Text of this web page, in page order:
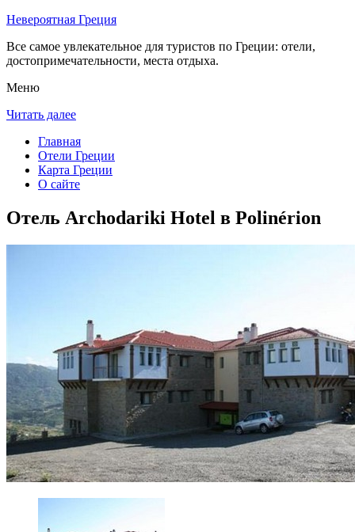
Невероятная Греция
Все самое увлекательное для туристов по Греции: отели,
достопримечательности, места отдыха.
Меню
Читать далее
Главная
Отели Греции
Карта Греции
О сайте
Отель Archodariki Hotel в Polinérion